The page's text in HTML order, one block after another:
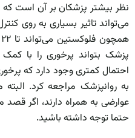
نظر بیشتر پزشکان بر آن است که
می‌تواند تاثیر بسیاری به روی
پزشک بتواند پرخوری را با
احتمال کمتری وجود دارد که
به روانپزشک مراجعه کرد.
عوارضی به همراه دارند، اگر
حتما توجه داشته باشید.